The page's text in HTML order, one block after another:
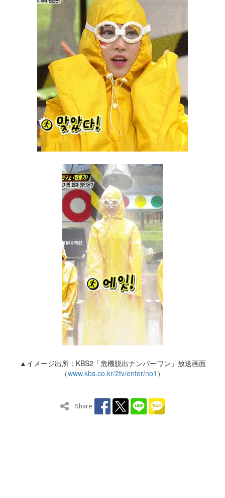
▲イメージ出所：KBS2「危機脱出ナンバーワン」放送画面
（www.kbs.co.kr/2tv/enter/no1 ）
Share